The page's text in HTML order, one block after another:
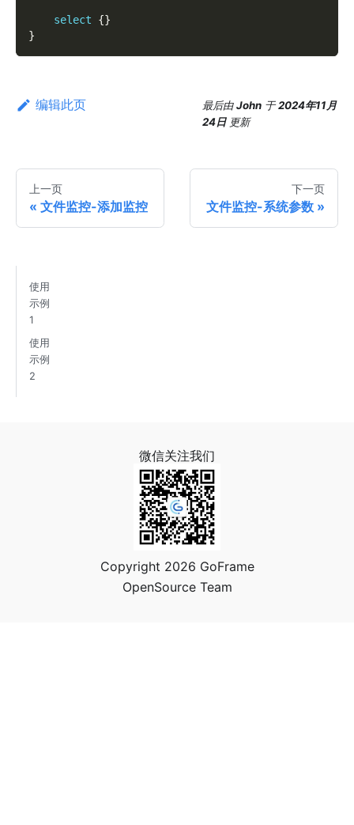
select {}
}
编辑此页 最后由John 于2024年11月
24日 更新
上一页
文件监控-添加监控
下一页
文件监控-系统参数
使用
示例
1
使用
示例
2
微信关注我们
Copyright 2026 GoFrame
OpenSource Team